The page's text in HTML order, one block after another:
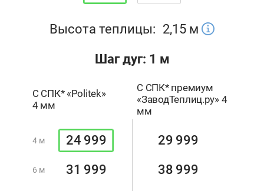
Высота теплицы: 2,15м
Шаг дуг: 1 м
С СПК* «Politek»
4 мм
4 м 24 999
6 м 31 999
С СПК* премиум
«ЗаводТеплиц.ру» 4
мм
29 999
38 999